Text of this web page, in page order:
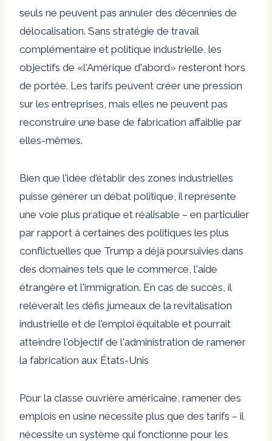
seuls ne peuvent pas annuler des décennies de
délocalisation. Sans stratégie de travail
complémentaire et politique industrielle, les
objectifs de «l'Amérique d'abord» resteront hors
de portée. Les tarifs peuvent créer une pression
sur les entreprises, mais elles ne peuvent pas
reconstruire une base de fabrication affaiblie par
elles-mêmes.
Bien que l'idée d'établir des zones industrielles
puisse générer un débat politique, il représente
une voie plus pratique et réalisable – en particulier
par rapport à certaines des politiques les plus
conflictuelles que Trump a déjà poursuivies dans
des domaines tels que le commerce, l'aide
étrangère et l'immigration. En cas de succès, il
relèverait les défis jumeaux de la revitalisation
industrielle et de l'emploi équitable et pourrait
atteindre l'objectif de l'administration de ramener
la fabrication aux États-Unis
Pour la classe ouvrière américaine, ramener des
emplois en usine nécessite plus que des tarifs – il
nécessite un système qui fonctionne pour les